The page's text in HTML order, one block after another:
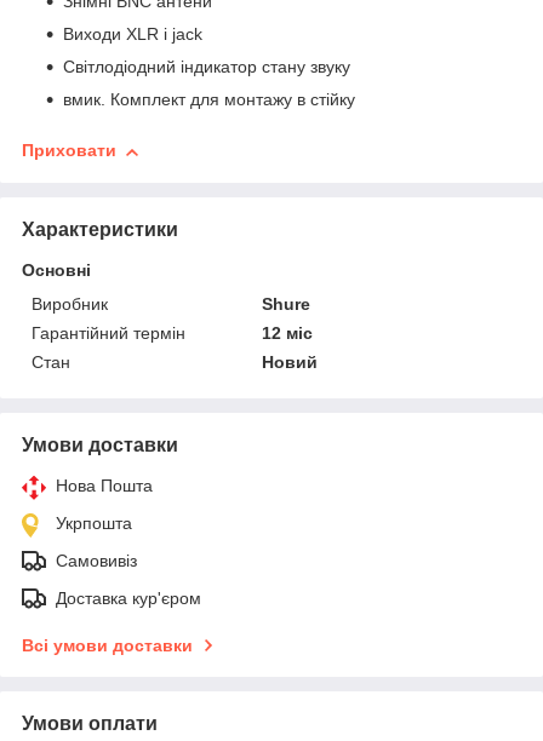
Виходи XLR і jack
Світлодіодний індикатор стану звуку
вмик. Комплект для монтажу в стійку
Приховати
Характеристики
Основні
Виробник
Shure
Гарантійний термін
12 міс
Стан
Новий
Умови доставки
Нова Пошта
Укрпошта
Самовивіз
Доставка кур'єром
Всі умови доставки
Умови оплати